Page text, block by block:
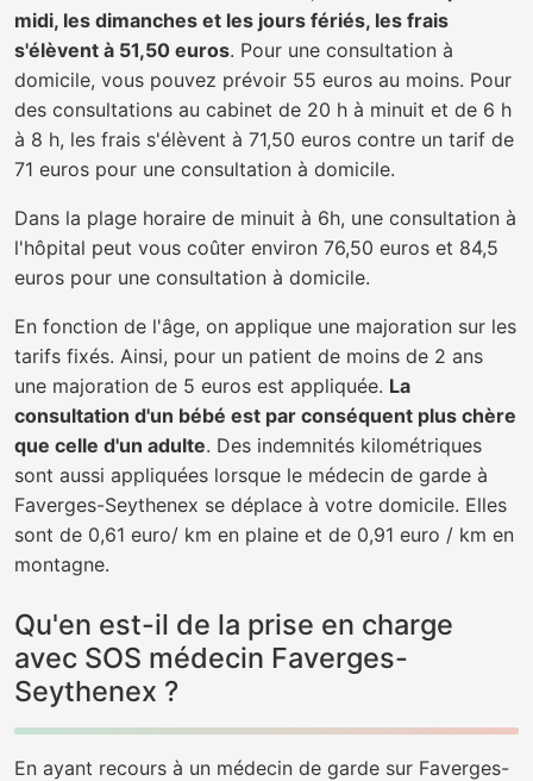
midi, les dimanches et les jours fériés, les frais
s'élèvent à 51,50 euros. Pour une consultation à
domicile, vous pouvez prévoir 55 euros au moins. Pour
des consultations au cabinet de 20 h à minuit et de 6 h
à 8 h, les frais s'élèvent à 71,50 euros contre un tarif de
71 euros pour une consultation à domicile.
Dans la plage horaire de minuit à 6h, une consultation à
l'hôpital peut vous coûter environ 76,50 euros et 84,5
euros pour une consultation à domicile.
En fonction de l'âge, on applique une majoration sur les
tarifs fixés. Ainsi, pour un patient de moins de 2 ans
une majoration de 5 euros est appliquée. La
consultation d'un bébé est par conséquent plus chère
que celle d'un adulte. Des indemnités kilométriques
sont aussi appliquées lorsque le médecin de garde à
Faverges-Seythenex se déplace à votre domicile. Elles
sont de 0,61 euro/ km en plaine et de 0,91 euro / km en
montagne.
Qu'en est-il de la prise en charge
avec SOS médecin Faverges-
Seythenex ?
En ayant recours à un médecin de garde sur Faverges-